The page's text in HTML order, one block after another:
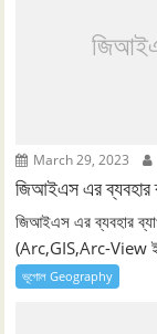
March 29, 2023
জিআইএস এর ব্যবহার
জিআইএস এর ব্যবহার
(Arc,GIS,Arc-View
ভূগোল Geography